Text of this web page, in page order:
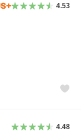
4.53
4.48